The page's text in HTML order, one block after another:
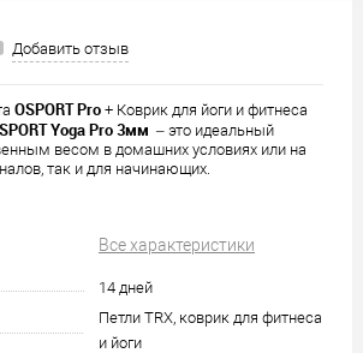
Добавить отзыв
OSPORT Pro + Коврик для йоги и фитнеса
Yoga Pro 3мм – это идеальный
весом в домашних условиях или на
так и для начинающих.
Все характеристики
14 дней
Петли TRX, коврик для фитнеса
и йоги